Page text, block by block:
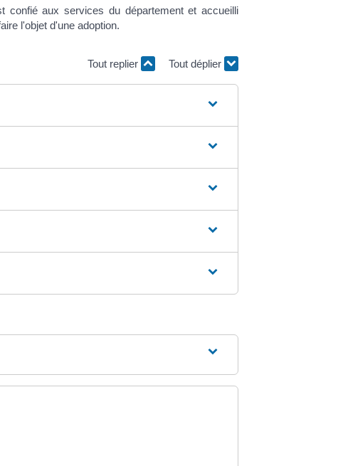
aux services du département et accueilli
l'objet d'une adoption.
Tout replier Tout déplier